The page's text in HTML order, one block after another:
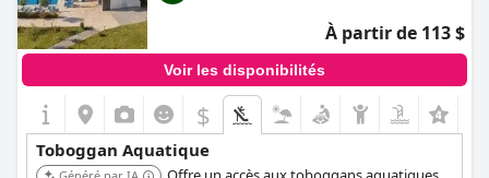
À partir de 113 $
Voir les disponibilités
$
Toboggan Aquatique